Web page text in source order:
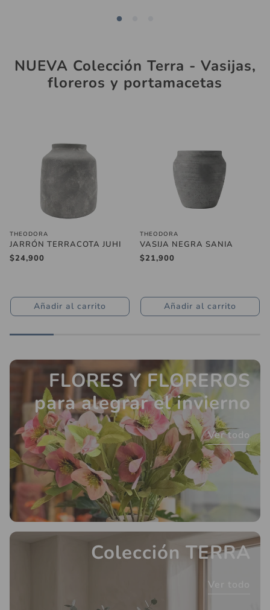
NUEVA Colección Terra - Vasijas,
floreros y portamacetas
THEODORA
JARRÓN TERRACOTA JUHI
Precio
$24,900
Añadir al carrito
THEODORA
VASIJA NEGRA SANIA
Precio
$21,900
Añadir al carrito
FLORES Y FLOREROS
para alegrar el invierno
Ver todo
Colección TERRA
Ver todo